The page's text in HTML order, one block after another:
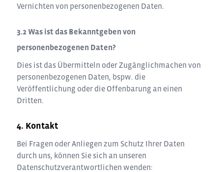
Vernichten von personenbezogenen Daten.
Was ist das Bekanntgeben von
personenbezogenen Daten?
Dies ist das Übermitteln oder Zugänglichmachen von
personenbezogenen Daten, bspw. die
Veröffentlichung oder die Offenbarung an einen
Dritten.
Kontakt
Bei Fragen oder Anliegen zum Schutz Ihrer Daten
durch uns, können Sie sich an unseren
Datenschutzverantwortlichen wenden: